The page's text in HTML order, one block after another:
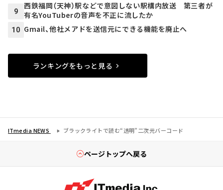
9
西鉄福岡（天神）駅などで意図しない駅構内放送 第三者が
有名YouTuberの音声を不正に流したか
10 Gmail、他社メアドを送信元にできる機能を廃止へ
ランキングをもっと見る
ITmedia NEWS ブラックライトで読む“透明”二次元バーコード
ページトップへ戻る